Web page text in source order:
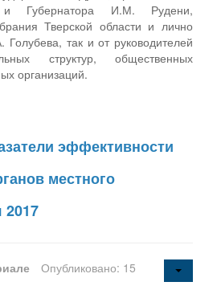
и Губернатора И.М. Рудени,
Тверской области и лично
так и от руководителей
структур, общественных
организаций.
эффективности
местного
2017
Опубликовано: 15